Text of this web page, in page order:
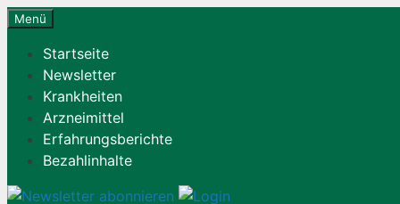
Zum
springen
Menü
Startseite
Newsletter
Krankheiten
Arzneimittel
Erfahrungsberichte
Bezahlinhalte